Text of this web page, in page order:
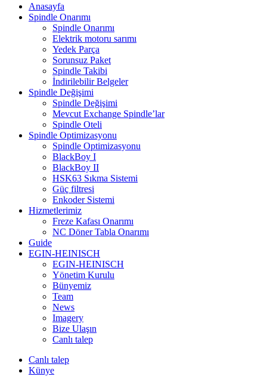
Anasayfa
Spindle Onarımı
Spindle Onarımı
Elektrik motoru sarımı
Yedek Parça
Sorunsuz Paket
Spindle Takibi
İndirilebilir Belgeler
Spindle Değişimi
Spindle Değişimi
Mevcut Exchange Spindle’lar
Spindle Oteli
Spindle Optimizasyonu
Spindle Optimizasyonu
BlackBoy I
BlackBoy II
HSK63 Sıkma Sistemi
Güç filtresi
Enkoder Sistemi
Hizmetlerimiz
Freze Kafası Onarımı
NC Döner Tabla Onarımı
Guide
EGIN-HEINISCH
EGIN-HEINISCH
Yönetim Kurulu
Bünyemiz
Team
News
Imagery
Bize Ulaşın
Canlı talep
Canlı talep
Künye